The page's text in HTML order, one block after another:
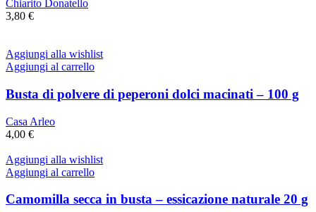
Chiarito Donatello
3,80 €
Aggiungi alla wishlist
Aggiungi al carrello
Busta di polvere di peperoni dolci macinati – 100 g
Casa Arleo
4,00 €
Aggiungi alla wishlist
Aggiungi al carrello
Camomilla secca in busta – essicazione naturale 20 g